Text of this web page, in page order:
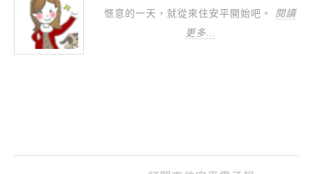
愜意的一天，就從來住安平開始吧。 閱讀
更多…